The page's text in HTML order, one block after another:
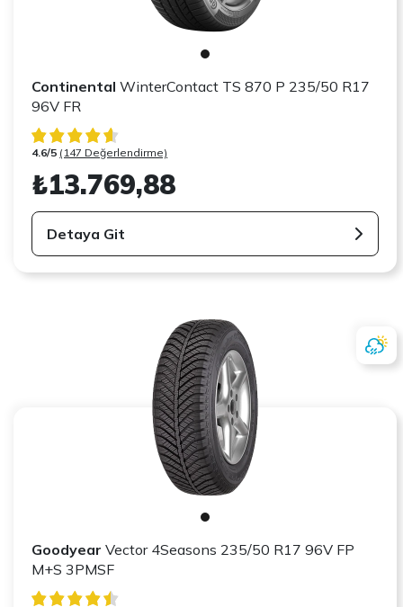
Continental WinterContact TS 870 P 235/50 R17
96V FR
4.6/5 (147 Değerlendirme)
₺13.769,88
Detaya Git
Goodyear Vector 4Seasons 235/50 R17 96V FP
M+S 3PMSF